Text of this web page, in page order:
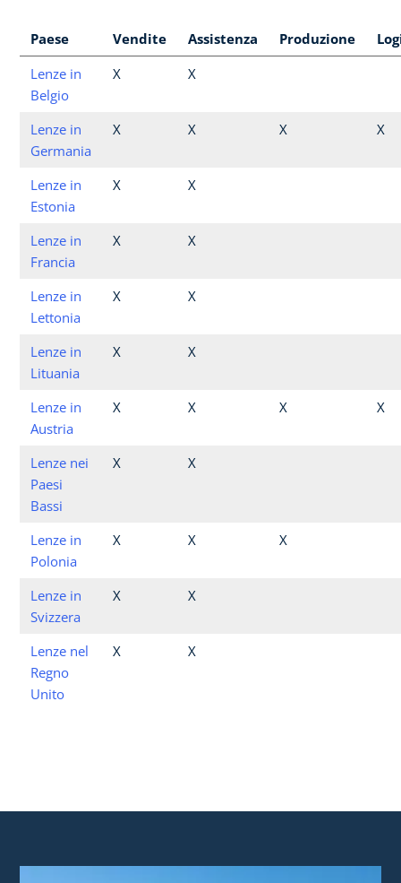
Paese Vendite Assistenza Produzione
Lenze in
Belgio
X X
Lenze in
Germania
X X X X
Lenze in
Estonia
X X
Lenze in
Francia
X X
Lenze in
Lettonia
X X
Lenze in
Lituania
X X
Lenze in
Austria
X X X X
Lenze nei
Paesi
Bassi
X X
Lenze in
Polonia
X X X
Lenze in
Svizzera
X X
Lenze nel
Regno
Unito
X X